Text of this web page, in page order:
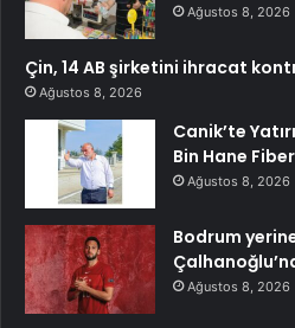
Ağustos 8, 2026
Çin, 14 AB şirketini ihracat
Ağustos 8, 2026
Canik’te
Bin Hane
Ağustos 8, 2026
Bodrum
Ağustos 8, 2026